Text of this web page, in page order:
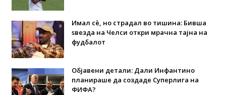
Имал сè, но страдал во тишина: Бивша
ѕвезда на Челси откри мрачна тајна на
фудбалот
Објавени детали: Дали Инфантино
планираше да создаде Суперлига на
ФИФА?